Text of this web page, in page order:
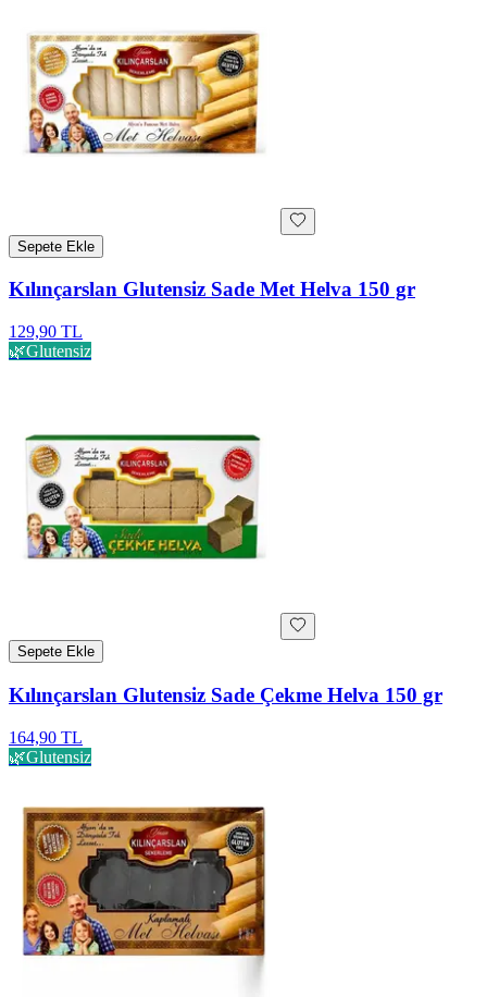
Sepete Ekle
Kılınçarslan Glutensiz Sade Met Helva 150 gr
129,90 TL
🌿Glutensiz
Sepete Ekle
Kılınçarslan Glutensiz Sade Çekme Helva 150 gr
164,90 TL
🌿Glutensiz